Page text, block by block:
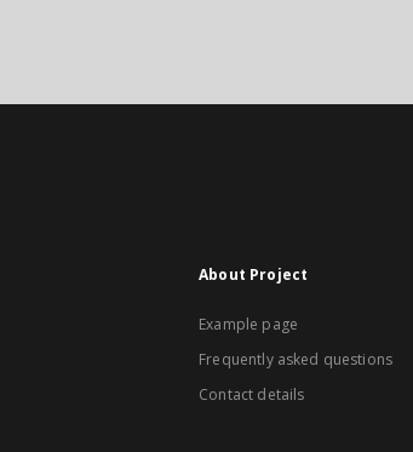
About Project
Example page
Frequently asked questions
Contact details